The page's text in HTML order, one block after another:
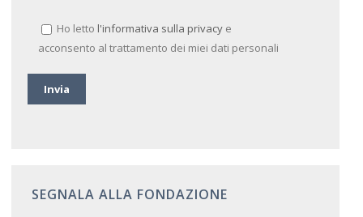
Ho letto l'informativa sulla privacy e
acconsento al trattamento dei miei dati personali
SEGNALA ALLA FONDAZIONE